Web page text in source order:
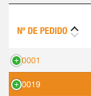
Nº DE PEDIDO
90001
90019